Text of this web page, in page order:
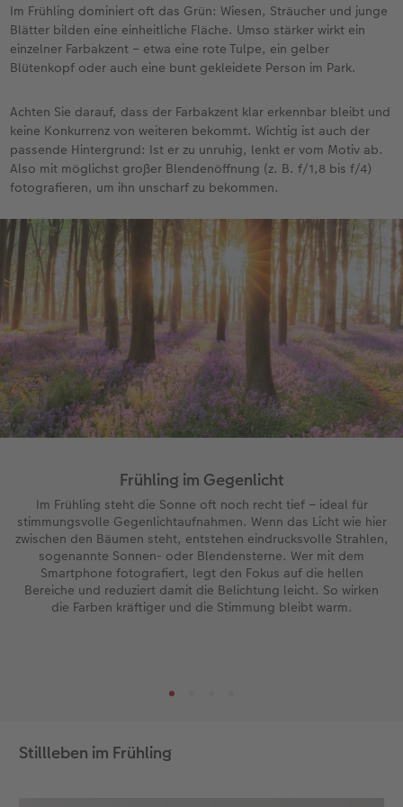
Im Frühling dominiert oft das Grün: Wiesen, Sträucher und junge
Blätter bilden eine einheitliche Fläche. Umso stärker wirkt ein
einzelner Farbakzent – etwa eine rote Tulpe, ein gelber
Blütenkopf oder auch eine bunt gekleidete Person im Park.
Achten Sie darauf, dass der Farbakzent klar erkennbar bleibt und
keine Konkurrenz von weiteren bekommt. Wichtig ist auch der
passende Hintergrund: Ist er zu unruhig, lenkt er vom Motiv ab.
Also mit möglichst großer Blendenöffnung (z. B. f/1,8 bis f/4)
fotografieren, um ihn unscharf zu bekommen.
Frühling im Gegenlicht
Im Frühling steht die Sonne oft noch recht tief – ideal für
stimmungsvolle Gegenlichtaufnahmen. Wenn das Licht wie hier
zwischen den Bäumen steht, entstehen eindrucksvolle Strahlen,
sogenannte Sonnen- oder Blendensterne. Wer mit dem
Smartphone fotografiert, legt den Fokus auf die hellen
Bereiche und reduziert damit die Belichtung leicht. So wirken
die Farben kräftiger und die Stimmung bleibt warm.
Stillleben im Frühling